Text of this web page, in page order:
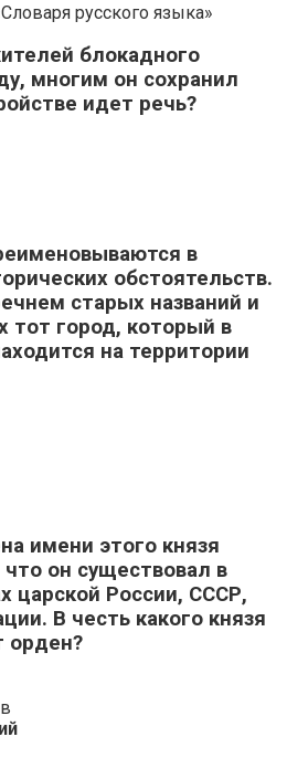
русского языка»
блокадного
многим он сохранил
идет речь?
в
обстоятельств.
старых названий и
тот город, который в
на территории
имени этого князя
он существовал в
царской России, СССР,
В честь какого князя
орден?